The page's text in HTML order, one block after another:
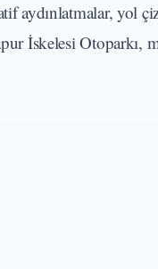
aydınlatmalar, yol
İskelesi Otoparkı,